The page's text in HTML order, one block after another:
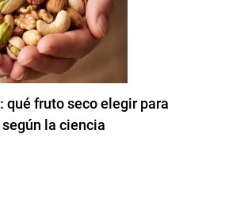
qué fruto seco elegir para
la ciencia